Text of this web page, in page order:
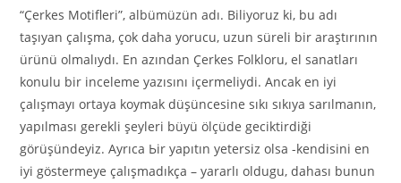
“Çerkes Motifleri”, albümüzün adı. Biliyoruz ki, bu adı
taşıyan çalışma, çok daha yorucu, uzun süreli bir araştırının
ürünü olmalıydı. En azından Çerkes Folkloru, el sanatları
konulu bir inceleme yazısını içermeliydi. Ancak en iyi
çalışmayı ortaya koymak düşüncesine sıkı sıkıya sarılmanın,
yapılması gerekli şeyleri büyü ölçüde geciktirdiği
görüşündeyiz. Ayrıca Ьir yapıtın yetersiz olsa -kendisini en
iyi göstermeye çalışmadıkça – yararlı oldugu, dahası bunun